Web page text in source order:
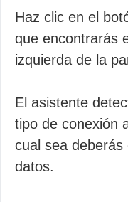
Haz clic en el
que encontrarás
izquierda de la
El asistente
tipo de conexión
cual sea
datos.